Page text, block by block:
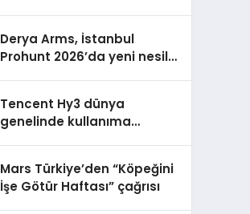
Derya Arms, İstanbul
Prohunt 2026’da yeni nesil
Tencent Hy3 dünya
genelinde kullanıma
Mars Türkiye’den “Köpeğini
İşe Götür Haftası” çağrısı